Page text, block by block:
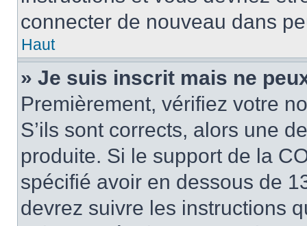
connecter de nouveau dans
Haut
» Je suis inscrit mais ne
Premièrement, vérifiez votre
S’ils sont corrects, alors une
produite. Si le support de la
spécifié avoir en dessous de
devrez suivre les instructions